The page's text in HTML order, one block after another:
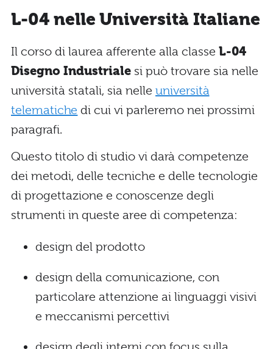
L-04 nelle Università Italiane
Il corso di laurea afferente alla classe L-04
Disegno Industriale si può trovare sia nelle
università statali, sia nelle università
telematiche di cui vi parleremo nei prossimi
paragrafi.
Questo titolo di studio vi darà competenze
dei metodi, delle tecniche e delle tecnologie
di progettazione e conoscenze degli
strumenti in queste aree di competenza:
design del prodotto
design della comunicazione, con
particolare attenzione ai linguaggi visivi
e meccanismi percettivi